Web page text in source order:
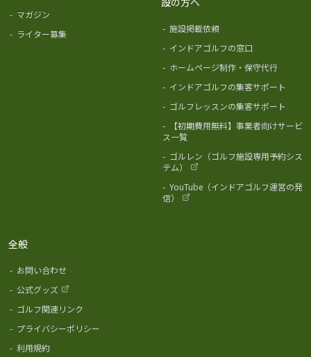
- マガジン
- ライター募集 - 施設掲載依頼
- インドアゴルフの窓口
- ホームページ制作・保守代行
- インドアゴルフの集客サポート
- ゴルフレッスンの集客サポート
-
【初期費用無料】事業者向けサービ
ス一覧
- ゴルレン（ゴルフ施設専用予約シス
テム）
- YouTube（インドアゴルフ運営の発
信）
全般
- お問い合わせ
- 公式グッズ
- ゴルフ関連リンク
- プライバシーポリシー
- 利用規約